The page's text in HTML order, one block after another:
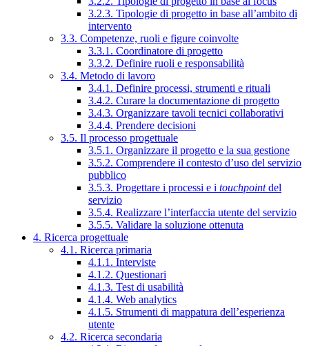
3.2.3. Tipologie di progetto in base all’ambito di
intervento
3.3. Competenze, ruoli e figure coinvolte
3.3.1. Coordinatore di progetto
3.3.2. Definire ruoli e responsabilità
3.4. Metodo di lavoro
3.4.1. Definire processi, strumenti e rituali
3.4.2. Curare la documentazione di progetto
3.4.3. Organizzare tavoli tecnici collaborativi
3.4.4. Prendere decisioni
3.5. Il processo progettuale
3.5.1. Organizzare il progetto e la sua gestione
3.5.2. Comprendere il contesto d’uso del servizio
pubblico
3.5.3. Progettare i processi e i touchpointdel
servizio
3.5.4. Realizzare l’interfaccia utente del servizio
3.5.5. Validare la soluzione ottenuta
4. Ricerca progettuale
4.1. Ricerca primaria
4.1.1. Interviste
4.1.2. Questionari
4.1.3. Test di usabilità
4.1.4. Web analytics
4.1.5. Strumenti di mappatura dell’esperienza
utente
4.2. Ricerca secondaria